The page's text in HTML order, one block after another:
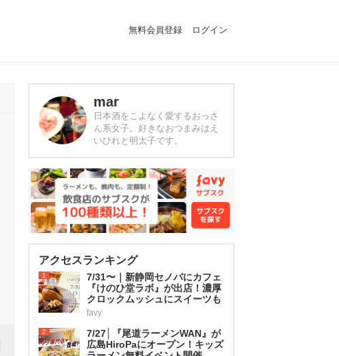
無料会員登録 ログイン
mar
日本酒をこよなく愛するおっさ
ん系女子。好きなおつまみはえ
いひれと明太子です。
アクセスランキング
1
7/31〜｜新静岡セノバにカフェ
『けのひ堂ラボ』が出店！濃厚
クロックムッシュにスイーツも
favy
2
7/27│『尾道ラーメンWAN』が
広島HiroPaにオープン！キッズ